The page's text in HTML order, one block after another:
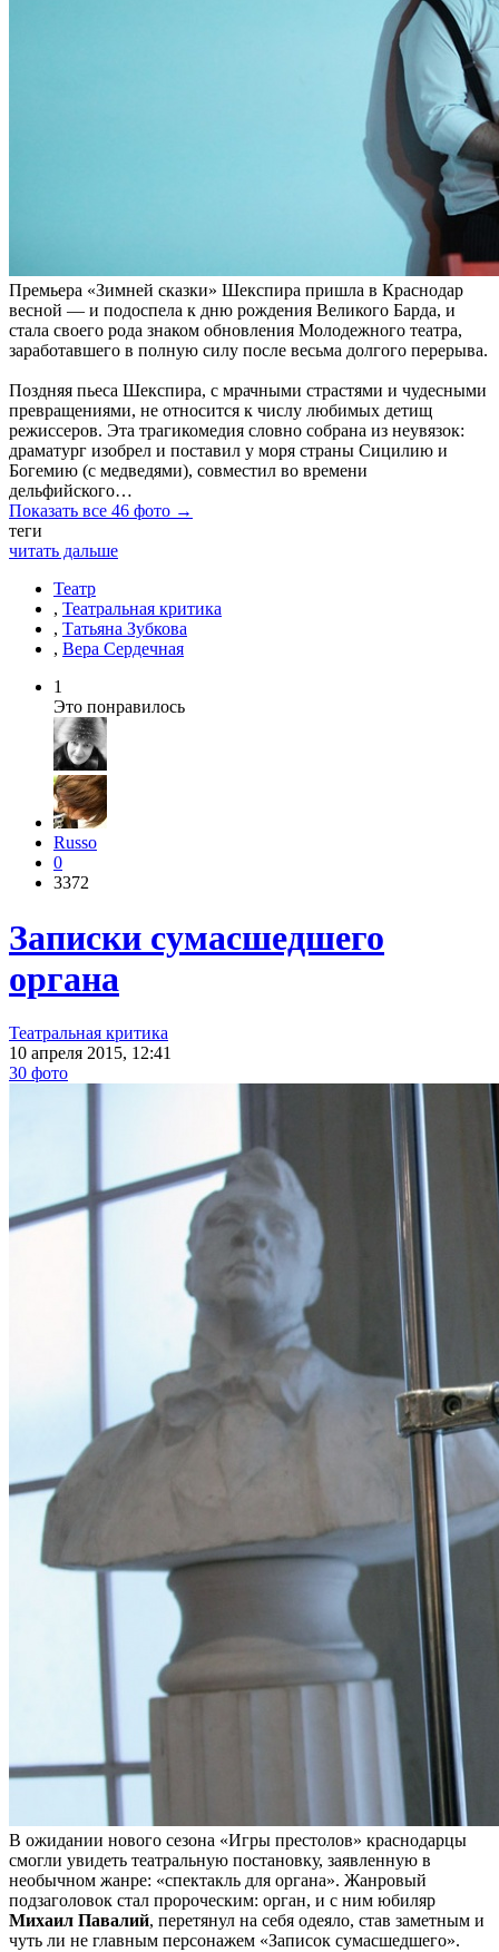
Премьера «Зимней сказки» Шекспира пришла в Краснодар
весной — и подоспела к дню рождения Великого Барда, и
стала своего рода знаком обновления Молодежного театра,
заработавшего в полную силу после весьма долгого перерыва.
Поздняя пьеса Шекспира, с мрачными страстями и чудесными
превращениями, не относится к числу любимых детищ
режиссеров. Эта трагикомедия словно собрана из неувязок:
драматург изобрел и поставил у моря страны Сицилию и
Богемию (с медведями), совместил во времени
дельфийского…
Показать все 46 фото →
теги
читать дальше
Театр
, Театральная критика
, Татьяна Зубкова
, Вера Сердечная
1
Это понравилось
Russo
0
3372
Записки сумасшедшего
органа
Театральная критика
10 апреля 2015, 12:41
30 фото
В ожидании нового сезона «Игры престолов» краснодарцы
смогли увидеть театральную постановку, заявленную в
необычном жанре: «спектакль для органа». Жанровый
подзаголовок стал пророческим: орган, и с ним юбиляр
Михаил Павалий, перетянул на себя одеяло, став заметным и
чуть ли не главным персонажем «Записок сумасшедшего».